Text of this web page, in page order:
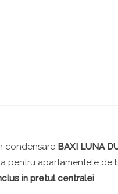
condensare BAXI LUNA
pentru apartamentele de
in pretul centralei.